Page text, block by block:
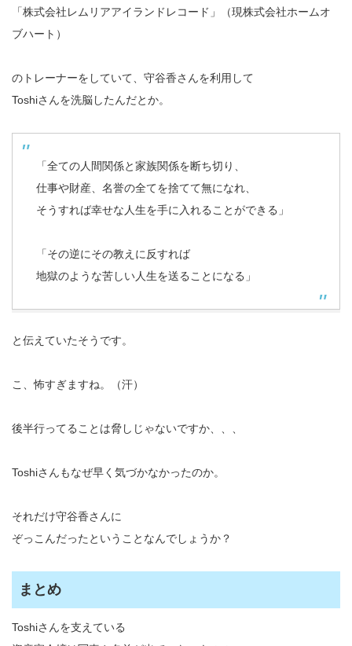
「株式会社レムリアアイランドレコード」（現株式会社ホームオ
ブハート）
のトレーナーをしていて、守谷香さんを利用して
Toshiさんを洗脳したんだとか。
「全ての人間関係と家族関係を断ち切り、
仕事や財産、名誉の全てを捨てて無になれ、
そうすれば幸せな人生を手に入れることができる」
「その逆にその教えに反すれば
地獄のような苦しい人生を送ることになる」
と伝えていたそうです。
こ、怖すぎますね。（汗）
後半行ってることは脅しじゃないですか、、、
Toshiさんもなぜ早く気づかなかったのか。
それだけ守谷香さんに
ぞっこんだったということなんでしょうか？
まとめ
Toshiさんを支えている